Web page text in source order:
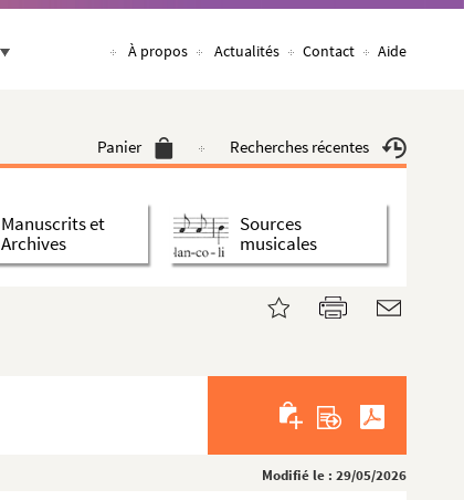
À propos Actualités Contact Aide
Panier Recherches récentes
Manuscrits et
Archives
Sources
musicales
Modifié le : 29/05/2026